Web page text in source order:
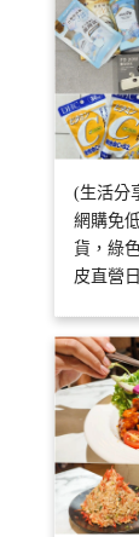
(生活分
網購免
貨，綠
皮直營